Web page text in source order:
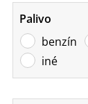
Palivo
benzín
iné